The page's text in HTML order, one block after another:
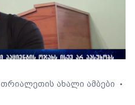
თრიალეთის ახალი ამბები •